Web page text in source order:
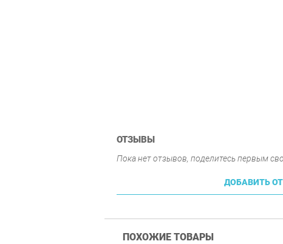
ОТЗЫВЫ
Пока нет отзывов, поделитесь первым
ДОБАВИТЬ
ПОХОЖИЕ ТОВАРЫ